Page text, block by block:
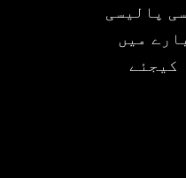
پالیسی
میں
کیجئے